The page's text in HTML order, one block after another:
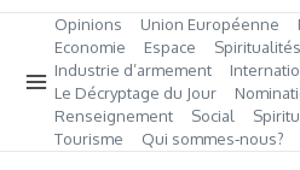
Opinions Union Européenne
Economie
Espace Spiritualités
Industrie d’armement
Le Décryptage du Jour
Renseignement
Social
Tourisme
Qui sommes‑nous?